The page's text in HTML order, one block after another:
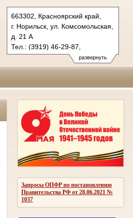
развернуть
663302, Красноярский край,
г. Норильск, ул. Комсомольская,
д. 21 А
Тел.: (3919) 46-29-87,
(3919) 46-44-83
norilsk.krk@sudrf.ru
Запросы ОПФР по постановлению
Правительства РФ от 28.06.2021 №
1037